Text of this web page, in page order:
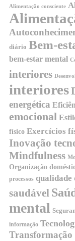
Alimentação consciente
diário Bem-
bem-estar mental
interiores
interiores
energética
emocional
físico Exercícios
Inovação
Mindfulness
Organização
processos qualidade
saudável
mental
informação